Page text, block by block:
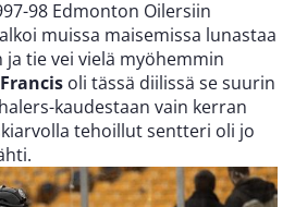
98 Edmonton Oilersiin
muissa maisemissa lunastaa
tie vei vielä myöhemmin
oli tässä diilissä se suurin
kaudestaan vain kerran
tehoillut sentteri oli jo